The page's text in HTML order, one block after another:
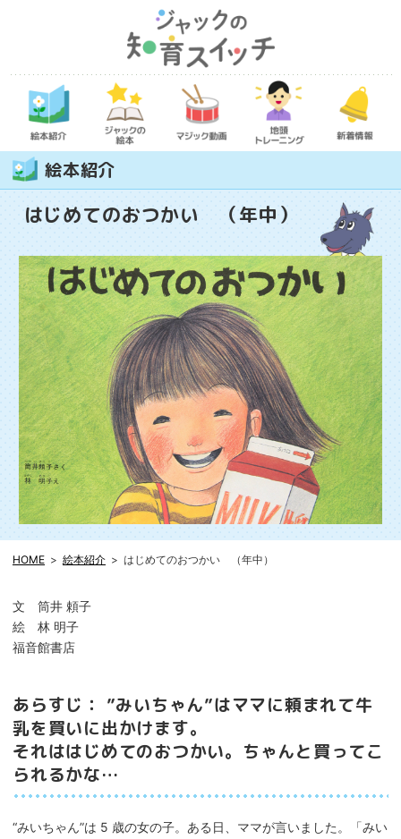
絵本紹介
はじめてのおつかい （年中）
HOME 絵本紹介 はじめてのおつかい （年中）
文 筒井 頼子
絵 林 明子
福音館書店
あらすじ： ”みいちゃん”はママに頼まれて牛
乳を買いに出かけます。
それははじめてのおつかい。ちゃんと買ってこ
られるかな…
“みいちゃん”は 5 歳の女の子。ある日、ママが言いました。「みい